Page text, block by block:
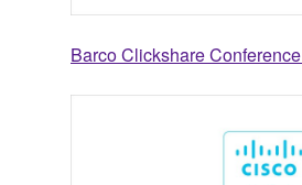
Barco Clickshare Conference